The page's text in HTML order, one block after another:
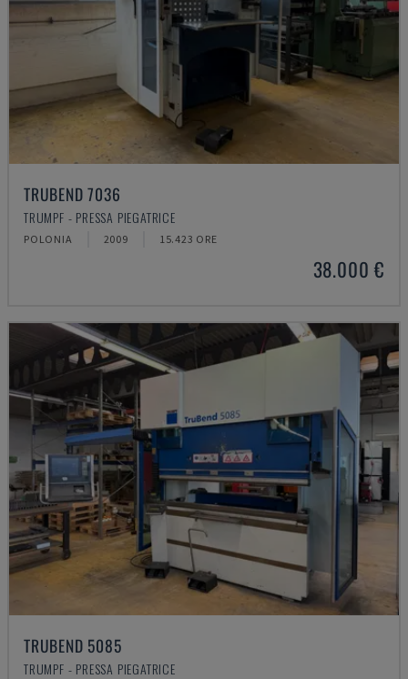
TRUBEND 7036
TRUMPF - PRESSA PIEGATRICE
POLONIA 2009 15.423 ORE
38.000 €
TRUBEND 5085
TRUMPF - PRESSA PIEGATRICE